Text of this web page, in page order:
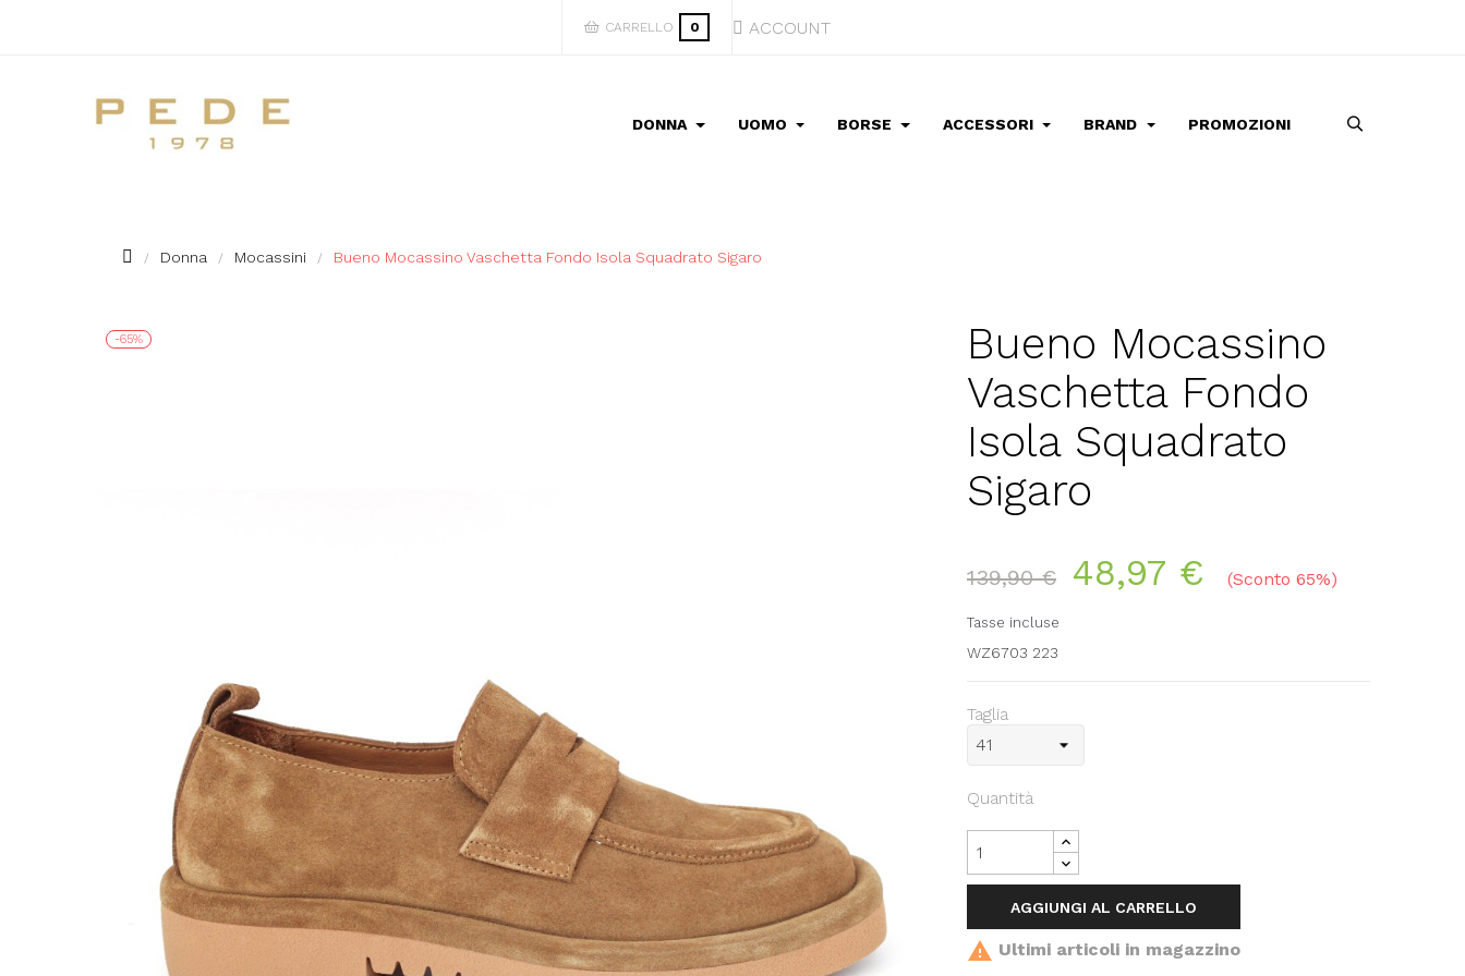
CARRELLO 0 ACCOUNT
DONNA UOMO BORSE ACCESSORI BRAND PROMOZIONI
Donna Mocassini Bueno Mocassino Vaschetta Fondo Isola Squadrato Sigaro
-65%
Bueno Mocassino
Vaschetta Fondo
Isola Squadrato
Sigaro
139,90 € 48,97 € Sconto 65%
Tasse incluse
WZ6703 223
Taglia
Quantità
AGGIUNGI AL CARRELLO
 Ultimi articoli in magazzino